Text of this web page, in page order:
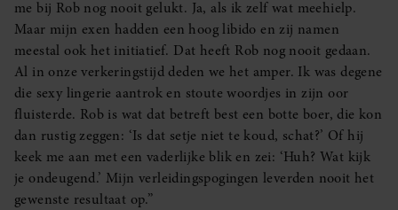
me bij Rob nog nooit gelukt. Ja, als ik zelf wat meehielp.
Maar mijn exen hadden een hoog libido en zij namen
meestal ook het initiatief. Dat heeft Rob nog nooit gedaan.
Al in onze verkeringstijd deden we het amper. Ik was degene
die sexy lingerie aantrok en stoute woordjes in zijn oor
fluisterde. Rob is wat dat betreft best een botte boer, die kon
dan rustig zeggen: ‘Is dat setje niet te koud, schat?’ Of hij
keek me aan met een vaderlijke blik en zei: ‘Huh? Wat kijk
je ondeugend.’ Mijn verleidingspogingen leverden nooit het
gewenste resultaat op.”